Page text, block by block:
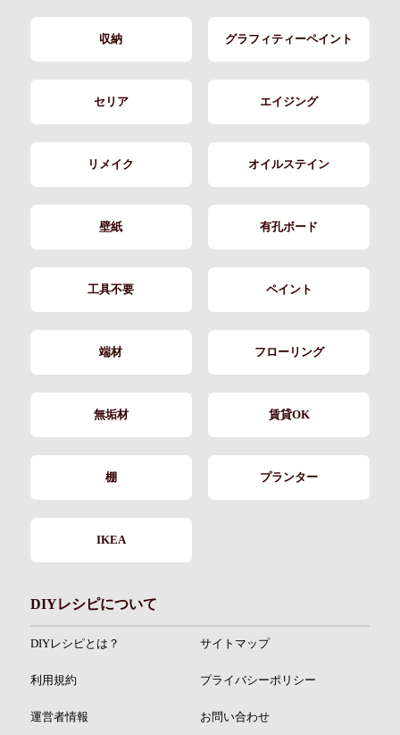
収納 グラフィティーペイント
セリア エイジング
リメイク オイルステイン
壁紙 有孔ボード
工具不要 ペイント
端材 フローリング
無垢材 賃貸OK
棚 プランター
IKEA
DIYレシピについて
DIYレシピとは？ サイトマップ
利用規約 プライバシーポリシー
運営者情報 お問い合わせ